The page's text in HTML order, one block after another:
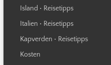
Island • Reisetipps
Italien • Reisetipps
Kapverden • Reisetipps
Kosten